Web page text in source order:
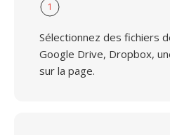
1
Sélectionnez des fichiers
Google Drive, Dropbox,
sur la page.